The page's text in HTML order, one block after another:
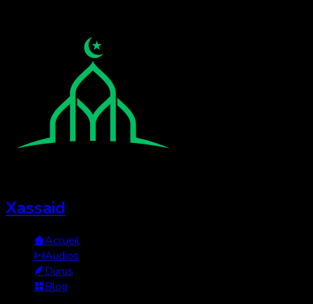
Xassaid
Accueil
Audios
Durus
Blog